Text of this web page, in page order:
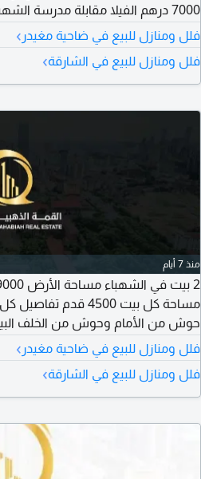
ألف درهم وقابل للتفاوض
فلل ومنازل للبيع في ضاحية مغيدر ›
فلل ومنازل للبيع في الشارقة›
منذ 7 أيام
ألف درهم دخل البيتين 120 ألف درهم مطلوب 1700000 درهم
فلل ومنازل للبيع في ضاحية مغيدر ›
فلل ومنازل للبيع في الشارقة›